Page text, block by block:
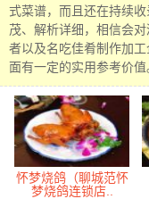
式菜谱，而且还在持续
茂、解析详细，相信会
者以及名吃佳肴制作加
面有一定的实用参考价值
怀梦烧鸽（聊城范怀
梦烧鸽连锁店..